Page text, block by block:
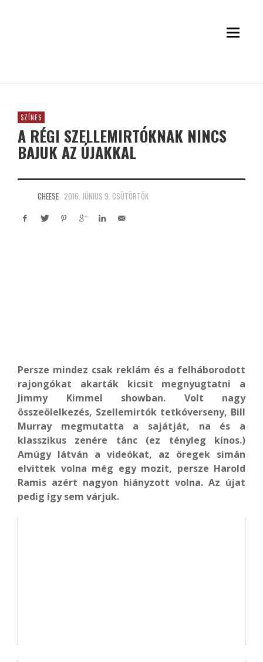
SZÍNES
A RÉGI SZELLEMIRTÓKNAK NINCS
BAJUK AZ ÚJAKKAL
CHEESE 2016. JÚNIUS 9. CSÜTÖRTÖK
Persze mindez csak reklám és a felháborodott
rajongókat akarták kicsit megnyugtatni a
Jimmy Kimmel showban. Volt nagy
összeölelkezés, Szellemirtók tetkóverseny, Bill
Murray megmutatta a sajátját, na és a
klasszikus zenére tánc (ez tényleg kínos.)
Amúgy látván a videókat, az öregek simán
elvittek volna még egy mozit, persze Harold
Ramis azért nagyon hiányzott volna. Az újat
pedig így sem várjuk.